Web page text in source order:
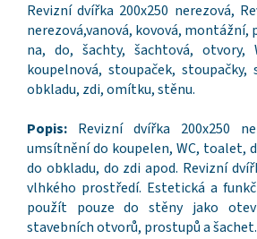
Revizní dvířka 200x250 nerezová,
nerezová,vanová, kovová, montážní,
na, do, šachty, šachtová, otvory,
koupelnová, stoupaček, stoupačky,
obkladu, zdi, omítku, stěnu.
Popis: Revizní dvířka 200x250
umsítnění do koupelen, WC, toalet,
do obkladu, do zdi apod. Revizní
vlhkého prostředí. Estetická a
použít pouze do stěny jako
stavebních otvorů, prostupů a šachet.